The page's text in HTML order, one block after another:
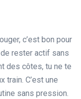
c’est bon pour
rester actif sans
des côtes, tu ne te
train. C’est une
sans pression.